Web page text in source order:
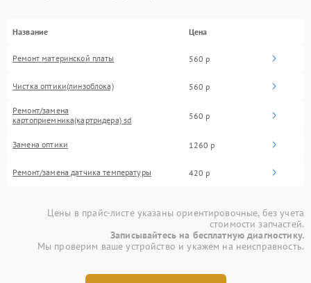
Название Цена
Ремонт материнской платы 560 р
Чистка оптики(линзоблока) 560 р
Ремонт/замена
картоприемника(картридера) sd
560 р
Замена оптики 1260 р
Ремонт/замена датчика температуры 420 р
Цены в прайс-листе указаны ориентировочные, без учета
стоимости запчастей.
Записывайтесь на бесплатную диагностику.
Мы проверим ваше устройство и укажем на неисправность.